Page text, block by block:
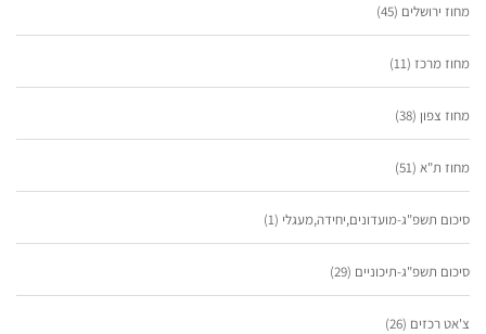
מחוז ירושלים (45)
מחוז מרכז (11)
מחוז צפון (38)
מחוז ת"א (51)
סיכום תשפ"ג-מועדונים,יחידה,מעגלי (1)
סיכום תשפ"ג-תיכוניים (29)
צ'אט רכזים (26)